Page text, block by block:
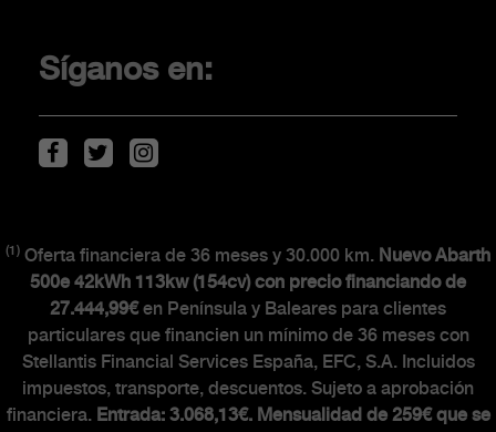
Financiación
Localiza tu concesionario
Descarga de Catálogos
CLIENTES
The Scorpionship
Asistencia y recambios
Accesorios
Síganos en:
(1) Oferta financiera de 36 meses y 30.000 km. Nuevo Abarth
500e 42kWh 113kw (154cv) con precio financiando de
27.444,99€en Península y Baleares para clientes
particulares que financien un mínimo de 36 meses con
Stellantis Financial Services España, EFC, S.A. Incluidos
impuestos, transporte, descuentos. Sujeto a aprobación
financiera. Entrada: 3.068,13€. Mensualidad de 259€ que se